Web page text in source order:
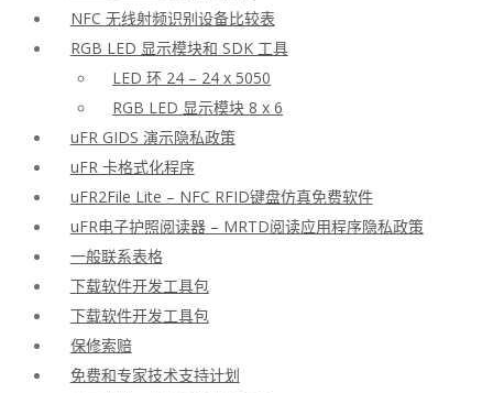
NFC 无线射频识别设备比较表
RGB LED 显示模块和 SDK 工具
LED 环 24 – 24 x 5050
RGB LED 显示模块 8 x 6
uFR GIDS 演示隐私政策
uFR 卡格式化程序
uFR2File Lite – NFC RFID键盘仿真免费软件
uFR电子护照阅读器 – MRTD阅读应用程序隐私政策
一般联系表格
下载软件开发工具包
下载软件开发工具包
保修索赔
免费和专家技术支持计划